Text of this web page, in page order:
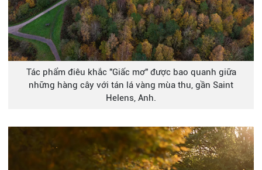
Tác phẩm điêu khắc "Giấc mơ" được bao quanh giữa
những hàng cây với tán lá vàng mùa thu, gần Saint
Helens, Anh.